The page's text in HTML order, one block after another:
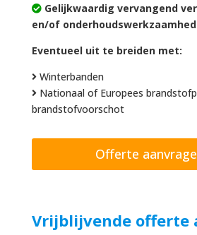
Gelijkwaardig vervangend
en/of
Eventueel uit te breiden met:
Winterbanden
Nationaal of Europees
brandstofvoorschot
Offerte
Vrijblijvende offerte